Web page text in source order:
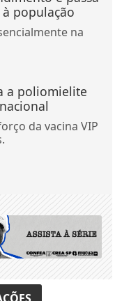
população
na
a poliomielite
da vacina VIP